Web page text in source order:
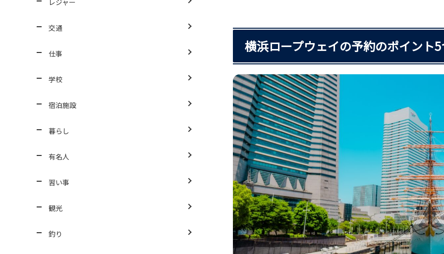
横浜ロープウェイの予約のポイント
レジャー
交通
仕事
学校
宿泊施設
暮らし
有名人
習い事
観光
釣り